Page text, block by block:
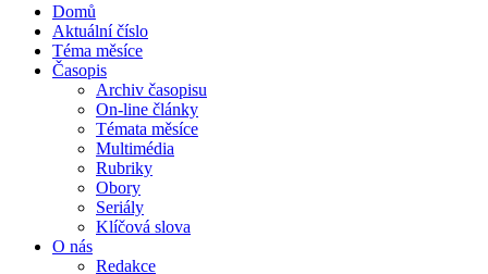
Domů
Aktuální číslo
Téma měsíce
Časopis
Archiv časopisu
On-line články
Témata měsíce
Multimédia
Rubriky
Obory
Seriály
Klíčová slova
O nás
Redakce